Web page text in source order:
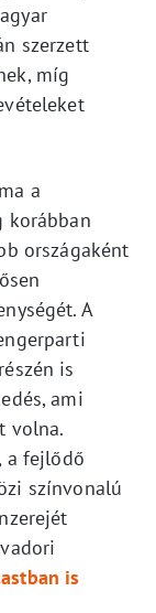
szerzett
míg
a
korábban
országaként
A
is
ami
volna.
a fejlődő
színvonalú
is